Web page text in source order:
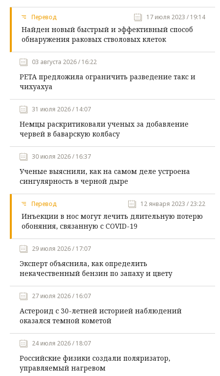
Перевод 17 июля 2023 / 19:14
Найден новый быстрый и эффективный способ
обнаружения раковых стволовых клеток
03 августа 2026 / 16:22
PETA предложила ограничить разведение такс и
чихуахуа
31 июля 2026 / 14:07
Немцы раскритиковали ученых за добавление
червей в баварскую колбасу
30 июля 2026 / 16:37
Ученые выяснили, как на самом деле устроена
сингулярность в черной дыре
Перевод 12 января 2023 / 23:22
Инъекции в нос могут лечить длительную потерю
обоняния, связанную с COVID-19
29 июля 2026 / 17:07
Эксперт объяснила, как определить
некачественный бензин по запаху и цвету
27 июля 2026 / 16:07
Астероид с 30-летней историей наблюдений
оказался темной кометой
24 июля 2026 / 18:07
Российские физики создали поляризатор,
управляемый нагревом